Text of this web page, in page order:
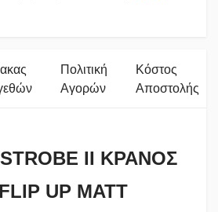
Πολιτική
Αγορών
Κόστος
Αποστολής
II ΚΡΑΝΟΣ
UP MATT